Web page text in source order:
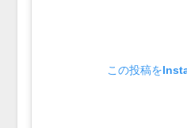
この投稿を